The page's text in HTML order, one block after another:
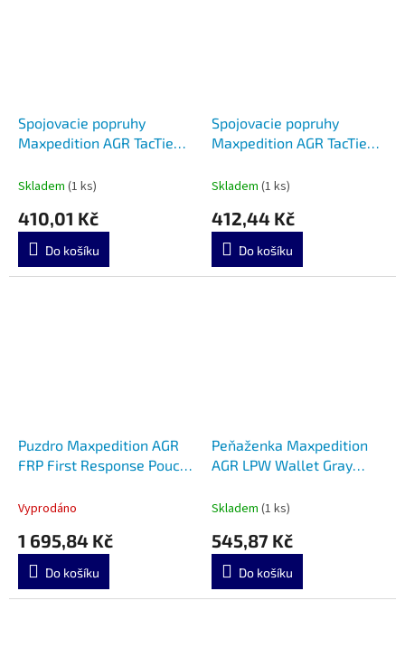
Spojovacie popruhy
Maxpedition AGR TacTie
Skladem (1 ks)
410,01 Kč
Do košíku
Spojovacie popruhy
Maxpedition AGR TacTie
Skladem (1 ks)
412,44 Kč
Do košíku
Puzdro Maxpedition AGR
FRP First Response Pouch
Vyprodáno
1 695,84 Kč
Do košíku
Peňaženka Maxpedition
AGR LPW Wallet Gray
Skladem (1 ks)
545,87 Kč
Do košíku